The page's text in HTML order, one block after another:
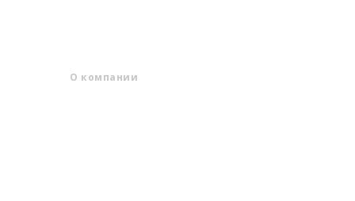
О компании